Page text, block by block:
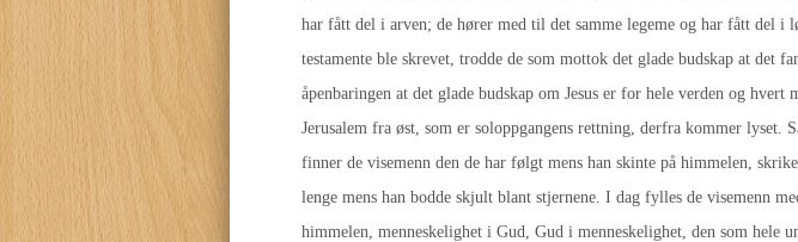
har fått del i arven; de hører med til det samme legeme og har fått del
testamente ble skrevet, trodde de som mottok det glade budskap at det
åpenbaringen at det glade budskap om Jesus er for hele verden og
Jerusalem fra øst, som er soloppgangens rettning, derfra kommer
finner de visemenn den de har følgt mens han skinte på himmelen,
lenge mens han bodde skjult blant stjernene. I dag fylles de visemenn
himmelen, menneskelighet i Gud, Gud i menneskelighet, den som hele